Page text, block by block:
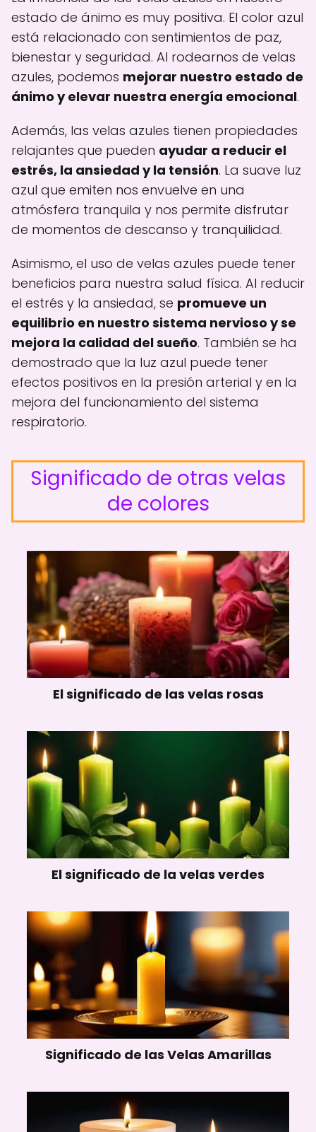
estado de ánimo es muy positiva. El color azul
está relacionado con sentimientos de paz,
bienestar y seguridad. Al rodearnos de velas
azules, podemos mejorar nuestro estado de
ánimo y elevar nuestra energía emocional.
Además, las velas azules tienen propiedades
relajantes que pueden ayudar a reducir el
estrés, la ansiedad y la tensión. La suave luz
azul que emiten nos envuelve en una
atmósfera tranquila y nos permite disfrutar
de momentos de descanso y tranquilidad.
Asimismo, el uso de velas azules puede tener
beneficios para nuestra salud física. Al reducir
el estrés y la ansiedad, se promueve un
equilibrio en nuestro sistema nervioso y se
mejora la calidad del sueño. También se ha
demostrado que la luz azul puede tener
efectos positivos en la presión arterial y en la
mejora del funcionamiento del sistema
respiratorio.
Significado de otras velas
de colores
El significado de las velas rosas
El significado de la velas verdes
Significado de las Velas Amarillas